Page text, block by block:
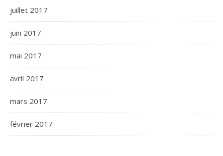
juillet 2017
juin 2017
mai 2017
avril 2017
mars 2017
février 2017